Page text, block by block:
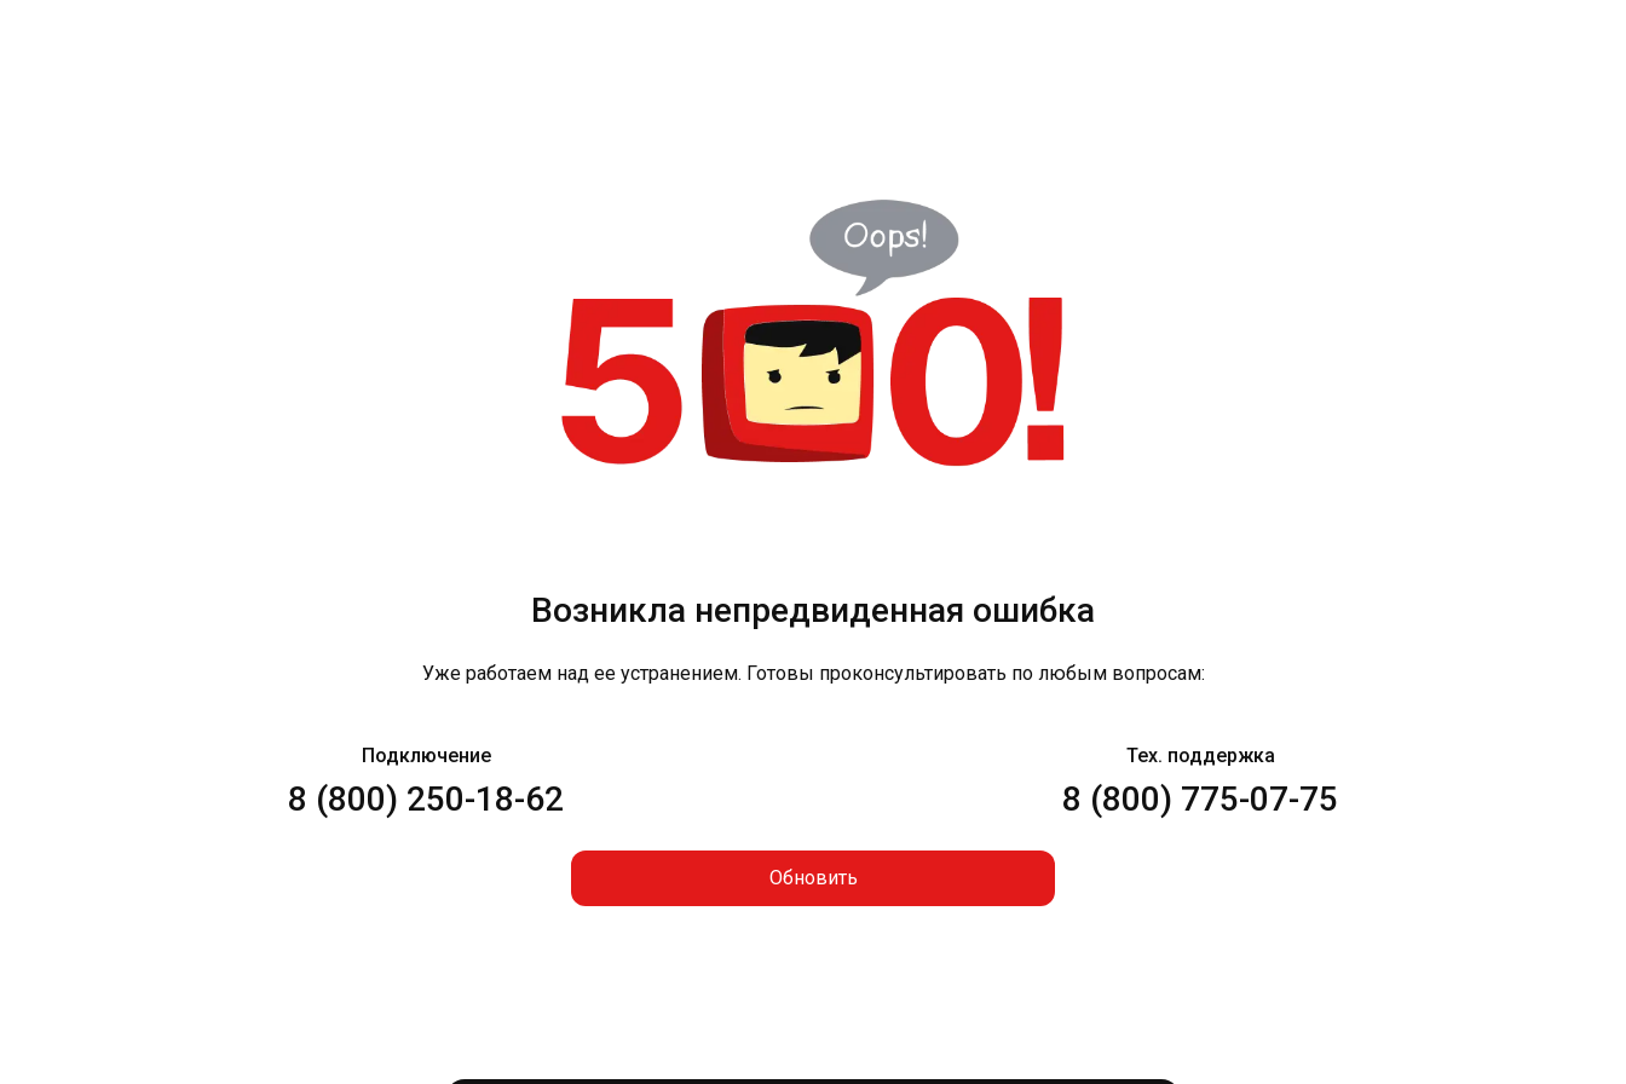
Возникла непредвиденная ошибка
Уже работаем над ее устранением. Готовы проконсультировать по любым вопросам:
Подключение
8 (800) 250-18-62
Тех. поддержка
8 (800) 775-07-75
Обновить